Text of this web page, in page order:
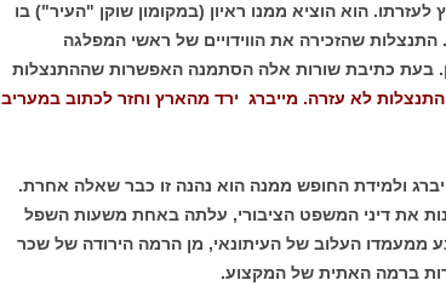
לעזרתו. הוא הוציא ממנו ראיון (במקומון שוקן "העיר") בו
שהזכירה את הווידויים של ראשי המפלגה
בעת כתיבת שורות אלה הסתמנה האפשרות שההתנצלות
לא עזרה. מייברג ירד מהארץ וחזר לכתוב במעריב
ולמידת החופש ממנה הוא נהנה זו כבר שאלה אחרת.
את דיני המשפט הציבורי, עלתה באחת משעות השפל
העלוב של העיתונאי, מן הרמה הירודה של שכר
ברמה האתית של המקצוע.